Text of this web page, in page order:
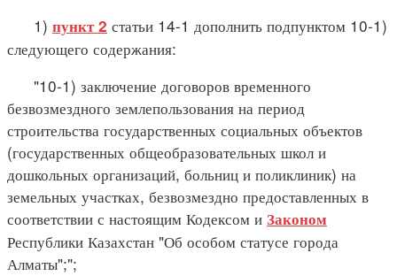
1) пункт 2 статьи 14-1 дополнить подпунктом 10-1)
следующего содержания:
"10-1) заключение договоров временного
безвозмездного землепользования на период
строительства государственных социальных объектов
(государственных общеобразовательных школ и
дошкольных организаций, больниц и поликлиник) на
земельных участках, безвозмездно предоставленных в
соответствии с настоящим Кодексом и Законом
Республики Казахстан "Об особом статусе города
Алматы";";